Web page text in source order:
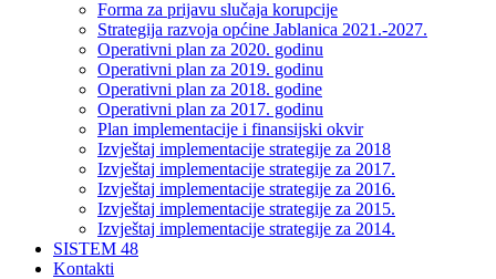
Forma za prijavu slučaja korupcije
Strategija razvoja općine Jablanica 2021.-2027.
Operativni plan za 2020. godinu
Operativni plan za 2019. godinu
Operativni plan za 2018. godine
Operativni plan za 2017. godinu
Plan implementacije i finansijski okvir
Izvještaj implementacije strategije za 2018
Izvještaj implementacije strategije za 2017.
Izvještaj implementacije strategije za 2016.
Izvještaj implementacije strategije za 2015.
Izvještaj implementacije strategije za 2014.
SISTEM 48
Kontakti